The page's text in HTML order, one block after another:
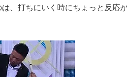
、打ちにいく時にちょっと反応が